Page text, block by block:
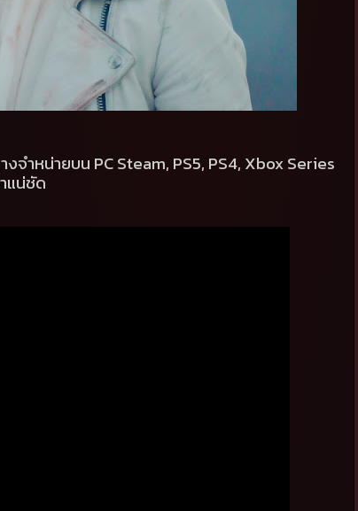
งจำหน่ายบน PC Steam, PS5, PS4, Xbox Series
แน่ชัด